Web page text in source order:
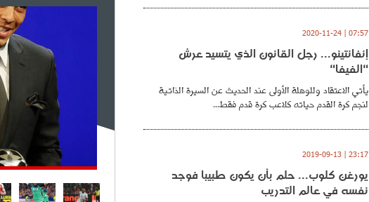
07:57 | 2020-11-24
إنفانتينو... رجل القانون الذي يتسيد عرش
"الفيفا"
يأتي الاعتقاد وللوهلة الأولى عند الحديث عن السيرة الذاتية
لنجم كرة القدم حياته كلاعب كرة قدم فقط...
23:17 | 2019-09-13
يورغن كلوب... حلم بأن يكون طبيبا فوجد
نفسه في عالم التدريب